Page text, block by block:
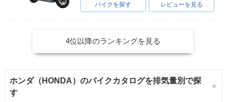
バイクを探す レビューを見る
4位以降のランキングを見る
ホンダ（HONDA）のバイクカタログを排気量別で探
す